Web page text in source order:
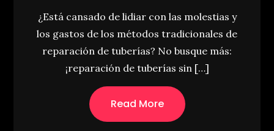
¿Está cansado de lidiar con las molestias y
los gastos de los métodos tradicionales de
reparación de tuberías? No busque más:
¡reparación de tuberías sin […]
Read More